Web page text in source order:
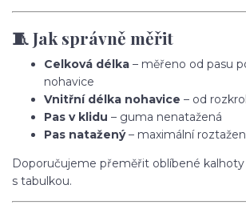
🧵 Jak správně měřit
Celková délka – měřeno od pasu
nohavice
Vnitřní délka nohavice – od
Pas v klidu – guma nenatažená
Pas natažený– maximální
Doporučujeme přeměřit oblíbené
s tabulkou.